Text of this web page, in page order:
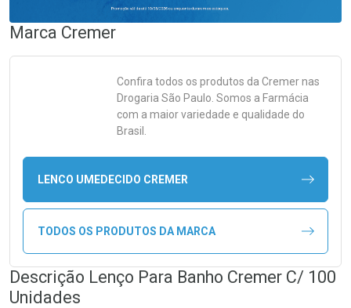
Marca Cremer
Confira todos os produtos da Cremernas
Drogaria São Paulo. Somos a Farmácia
com a maior variedade e qualidade do
Brasil.
LENCO UMEDECIDO CREMER
TODOS OS PRODUTOS DA MARCA
Descrição Lenço Para Banho Cremer C/ 100
Unidades